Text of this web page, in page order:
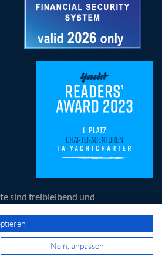
sind freibleibend und
GmbH. Alle Rechte vorbehalten.
Nein, anpassen